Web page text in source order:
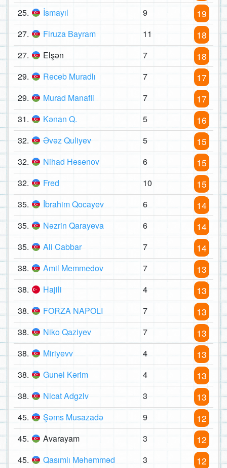
25. İsmayıl 9 19
27. Firuza Bayram 11 18
27. Elşən 7 18
29. Receb Muradlı 7 17
29. Murad Manafli 7 17
31. Kənan Q. 5 16
32. Əvəz Quliyev 5 15
32. Nihad Hesenov 6 15
32. Fred 10 15
35. İbrahim Qocayev 6 14
35. Nəzrin Qarayeva 6 14
35. Ali Cabbar 7 14
38. Amil Memmedov 7 13
38. Hajili 4 13
38. FORZA NAPOLI 7 13
38. Niko Qaziyev 7 13
38. Miriyevv 4 13
38. Gunel Kərim 4 13
38. Nicat Adgzlv 3 13
45. Şəms Musazadə 9 12
45. Avarayam 3 12
45. Qasımlı Məhəmməd 3 12